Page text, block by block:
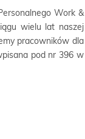
Work &
wielu lat naszej
pracowników dla
pod nr 396 w